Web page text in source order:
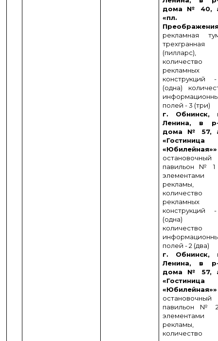
дома № 40,
«пл.
рекламная
трехгранная
(пилларс),
количество
рекламных
конструкций
(одна)
полей - 3 (три)
г. Обнинск,
Ленина, в
дома № 57,
«Гостиница
«Юбилейная»»
остановочный
павильон №
элементами
рекламы,
количество
рекламных
конструкций
(одна)
количество
полей - 2 (два)
г. Обнинск,
Ленина, в
дома № 57,
«Гостиница
«Юбилейная»»
остановочный
павильон №
элементами
рекламы,
количество